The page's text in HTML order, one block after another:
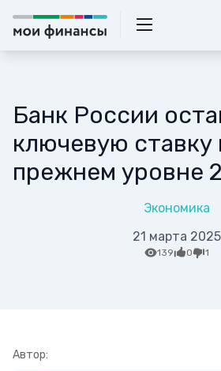
Банк России
ключевую ставку
прежнем уровне
Экономика
21 марта 2025
139 0 1
Автор: